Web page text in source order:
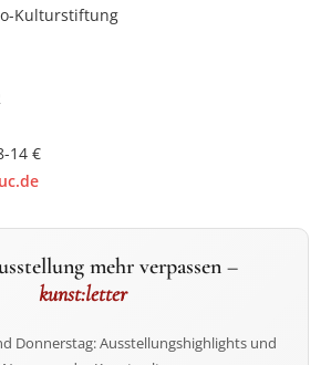
Kulturstiftung
14 €
mehr verpassen –
kunst:letter
Donnerstag: Ausstellungshighlights und